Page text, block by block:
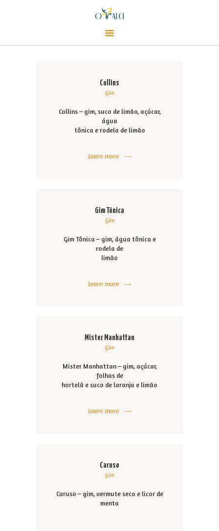
Alci Café
Café, empório e champanharia
Collins
Gim
Collins – gim, suco de limão, açúcar,
água
tônica e rodela de limão
Learn more
Gim Tônica
Gim
Gim Tônica – gim, água tônica e
rodela de
limão
Learn more
Mister Manhattan
Gim
Mister Manhattan – gim, açúcar,
folhas de
hortelã e suco de laranja e limão
Learn more
Caruso
Gim
Caruso – gim, vermute seco e licor de
menta